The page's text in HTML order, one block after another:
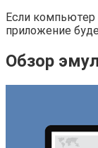
Если компьютер
приложение
Обзор